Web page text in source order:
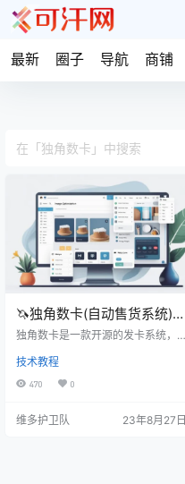
最新 圈子 导航 商铺
🦄独角数卡(自动售货系统)相
关资源分享
独角数卡是一款开源的发卡系统，
本文章分享下独角系统相关的资
源。 独角数源码下载 https://github.
及稳定性提升。 支持自定义前端模
技术教程
470 0
维多护卫队 23年8月27日